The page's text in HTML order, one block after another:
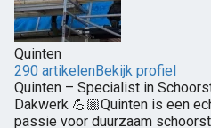
Quinten
290 artikelenBekijk profiel
Quinten – Specialist in
Dakwerk 💪🏼Quinten is een
passie voor duurzaam